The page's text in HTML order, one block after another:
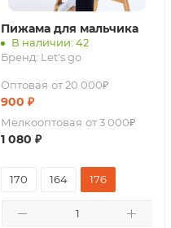
Пижама для мальчика
В наличии: 42
Бренд: Let's go
Оптовая от 20 000₽
900 ₽
Мелкооптовая от 3 000₽
1 080 ₽
170 164 176